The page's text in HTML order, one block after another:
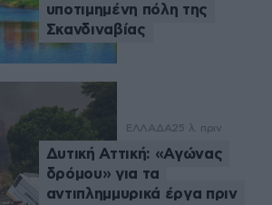
υποτιμημένη πόλη της
Σκανδιναβίας
ΕΛΛΑΔΑ25 λ. πριν
Δυτική Αττική: «Αγώνας
δρόμου» για τα
αντιπλημμυρικά έργα πριν